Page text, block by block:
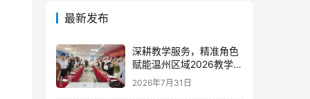
最新发布
深耕教学服务，精准角色
赋能温州区域2026教学团
队半年度工作会议顺利召
2026年7月31日